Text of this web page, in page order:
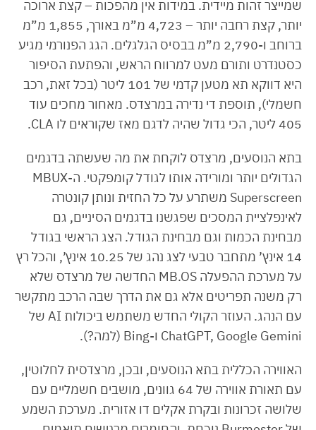
שמייצר זהות מיידית. במידות אין מהפכות – קצת ארוכה
יותר, קצת רחבה יותר – 4,723 מ”מ באורך, 1,855 מ”מ
ברוחב ו-2,790 מ”מ בבסיס הגלגלים. הגג הפנורמי מגיע
כסטנדרט ותורם מעט למרווח הראש, והפתעת הסיפור
היא דווקא תא מטען קדמי של 101 ליטר (בכל זאת, רכב
חשמלי), תוספת די נדירה במרצדס. מאחור מחכים עוד
405 ליטר, הכי גדול שהיה לדגם מאז שקוראים לו CLA.
בתא הנוסעים, מרצדס לוקחת את מה שעשתה בדגמים
הגדולים יותר ומורידה אותו לגודל קומפקטי. ה-MBUX
Superscreen משתרע על כל החזית ונותן קונטרה
לאינפלציית המסכים שפגשנו בדגמים הסיניים, גם
מבחינת הכמות וגם מבחינת הגודל. הצג הראשי בגודל
14 אינץ’ מתחבר טבעי לצג נהג של 10.25 אינץ’, והכל רץ
על מערכת ההפעלה MB.OS החדשה של מרצדס שלא
רק משנה תפריטים אלא גם את הדרך שבה הרכב מתקשר
עם הנהג. העוזר הקולי החדש משתמש ביכולות AI של
ChatGPT, Google Gemini ו-Bing (למה?).
האווירה הכללית בתא הנוסעים, ובכן, מרצדסית לחלוטין,
עם תאורת אווירה של 64 גוונים, מושבים חשמליים עם
שלושה זכרונות ובקרת אקלים דו אזורית. מערכת השמע